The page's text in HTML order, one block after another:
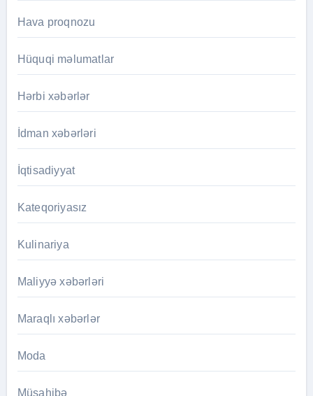
Hava proqnozu
Hüquqi məlumatlar
Hərbi xəbərlər
İdman xəbərləri
İqtisadiyyat
Kateqoriyasız
Kulinariya
Maliyyə xəbərləri
Maraqlı xəbərlər
Moda
Müsahibə